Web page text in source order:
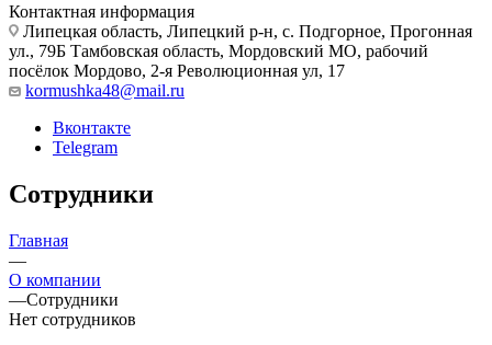
Контактная информация
Липецкая область, Липецкий р-н, с. Подгорное, Прогонная
ул., 79Б Тамбовская область, Мордовский МО, рабочий
посёлок Мордово, 2-я Революционная ул, 17
kormushka48@mail.ru
Вконтакте
Telegram
Сотрудники
Главная
—
О компании
—Сотрудники
Нет сотрудников